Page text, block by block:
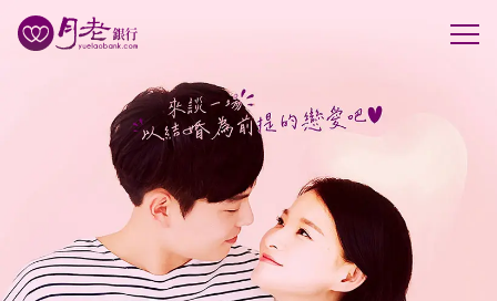
優質會員
行動交友
聯誼活動
幸福案例